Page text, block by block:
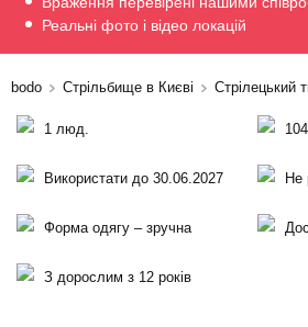
Реальні фото і відео локацій
bodo Стрільбище в Києві Стрілецький
1 люд.
Використати до 30.06.2027 Не
Форма одягу – зручна
З дорослим з 12 років